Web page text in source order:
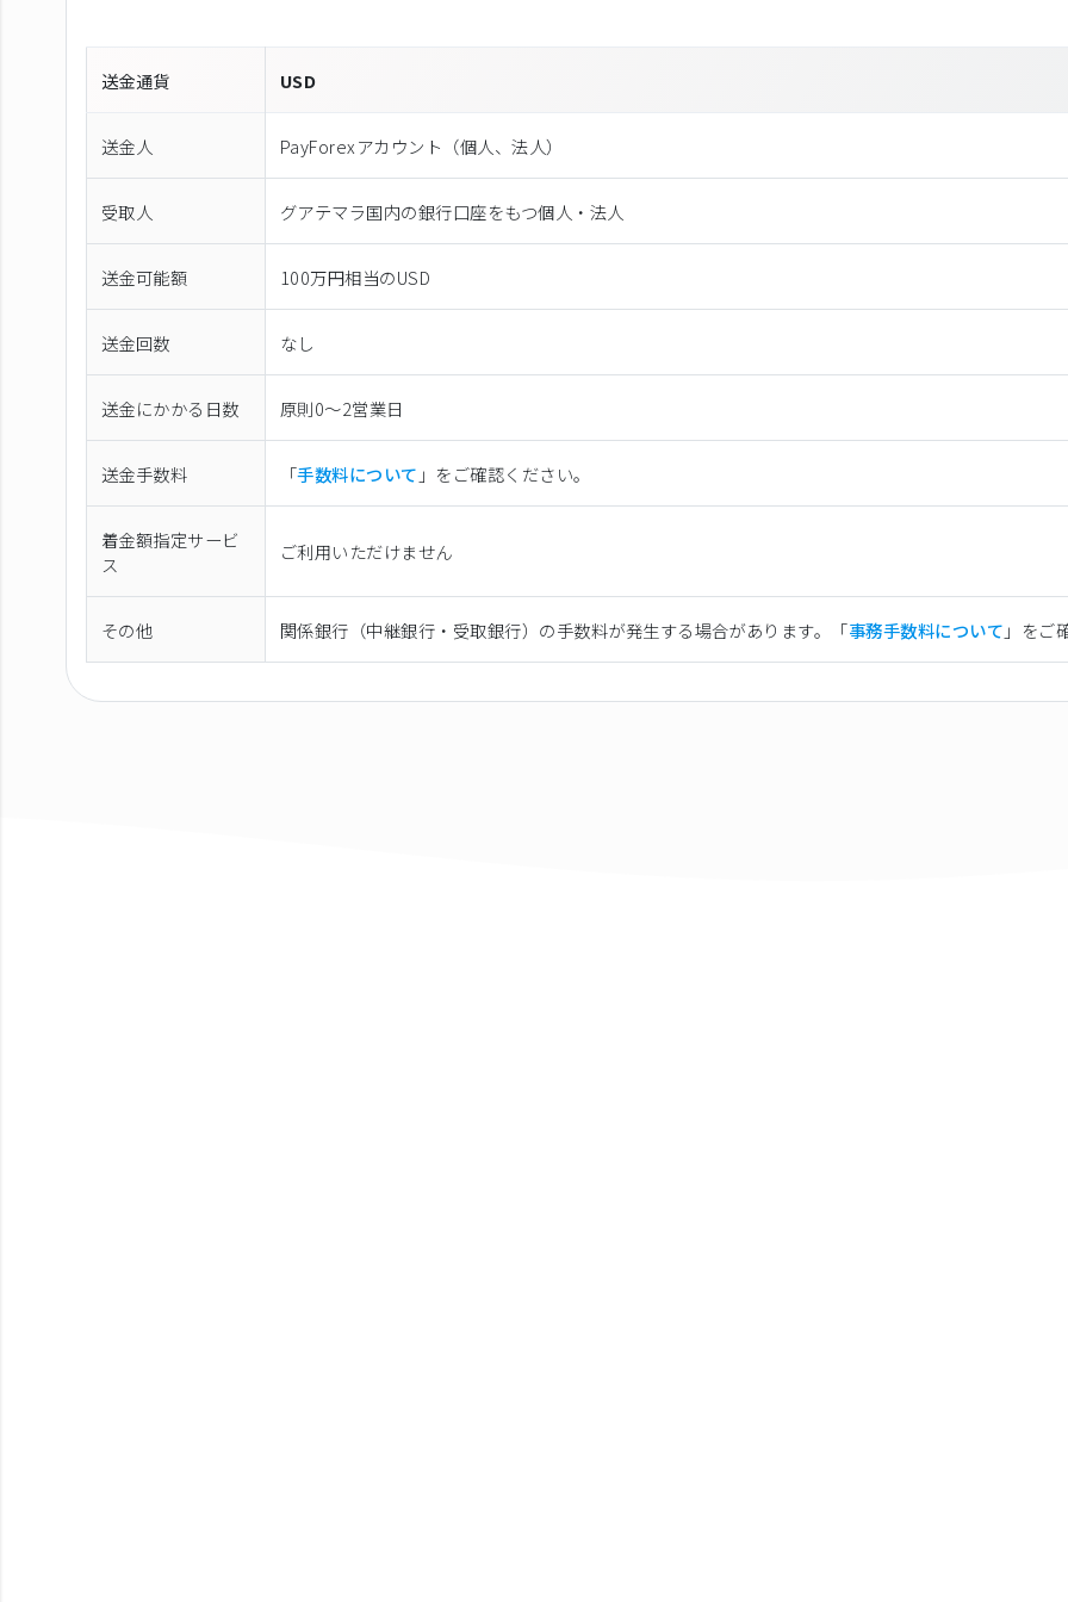
送金通貨 USD
送金人 PayForexアカウント（個⼈、法⼈）
受取人 グアテマラ国内の銀行口座をもつ個人・法人
送金可能額 100万円相当のUSD
送金回数 なし
送金にかかる日数 原則0〜2営業日
送金手数料 「手数料について 」をご確認ください。
着金額指定サービ
ス
ご利用いただけません
その他 関係銀行（中継銀行・受取銀行）の手数料が発生する場合があります。「事務手数料について 」をご